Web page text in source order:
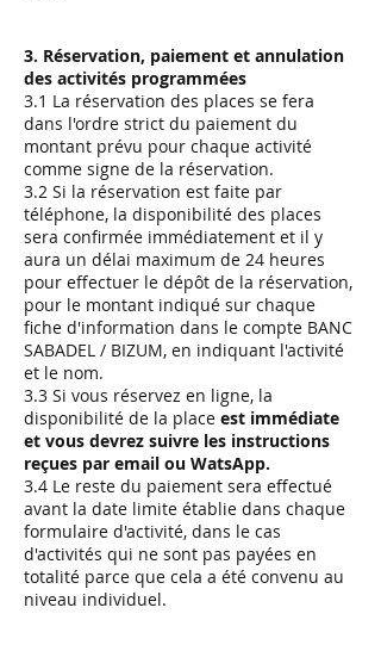
3. Réservation, paiement et annulation
des activités programmées
3.1 La réservation des places se fera
dans l'ordre strict du paiement du
montant prévu pour chaque activité
comme signe de la réservation.
3.2 Si la réservation est faite par
téléphone, la disponibilité des places
sera confirmée immédiatement et il y
aura un délai maximum de 24 heures
pour effectuer le dépôt de la réservation,
pour le montant indiqué sur chaque
fiche d'information dans le compte BANC
SABADEL / BIZUM, en indiquant l'activité
et le nom.
3.3 Si vous réservez en ligne, la
disponibilité de la place est immédiate
et vous devrez suivre les instructions
reçues par email ou WatsApp.
3.4 Le reste du paiement sera effectué
avant la date limite établie dans chaque
formulaire d'activité, dans le cas
d'activités qui ne sont pas payées en
totalité parce que cela a été convenu au
niveau individuel.